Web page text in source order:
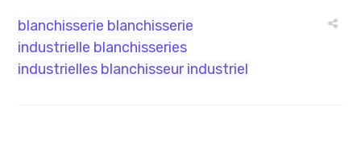
blanchisserie blanchisserie
industrielle blanchisseries
industrielles blanchisseur industriel